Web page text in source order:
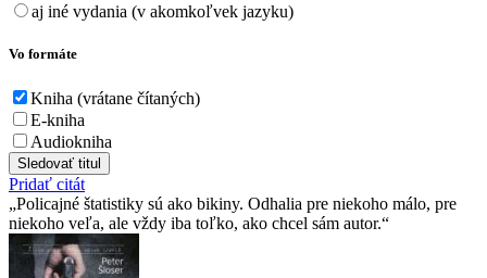
aj iné vydania (v akomkoľvek jazyku)
Vo formáte
Kniha (vrátane čítaných)
E-kniha
Audiokniha
Sledovať titul
Pridať citát
Policajné štatistiky sú ako bikiny. Odhalia pre niekoho málo, pre
niekoho veľa, ale vždy iba toľko, ako chcel sám autor.